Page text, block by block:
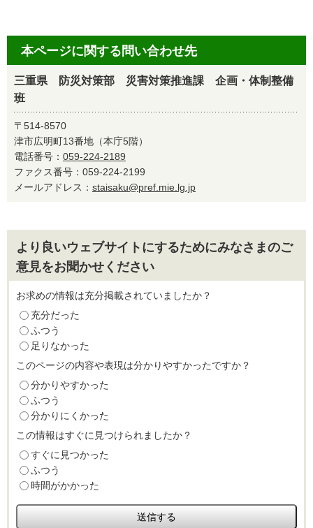
本ページに関する問い合わせ先
三重県 防災対策部 災害対策推進課 企画・体制整備
班
〒514-8570
津市広明町13番地（本庁5階）
電話番号： 059-224-2189
ファクス番号：059-224-2199
メールアドレス： staisaku@pref.mie.lg.jp
より良いウェブサイトにするためにみなさまのご
意見をお聞かせください
お求めの情報は充分掲載されていましたか？
充分だった
ふつう
足りなかった
このページの内容や表現は分かりやすかったですか？
分かりやすかった
ふつう
分かりにくかった
この情報はすぐに見つけられましたか？
すぐに見つかった
ふつう
時間がかかった